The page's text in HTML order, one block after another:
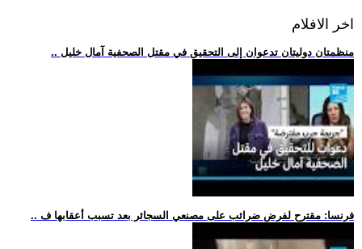
اخر الافلام
.. منظمتان دوليتان تدعوان إلى التحقيق في مقتل الصحفية آمال خليل
.. فرنسا: مقترح لفرض ضرائب على مصنعي السجائر بعد تسبب أعقابها ف